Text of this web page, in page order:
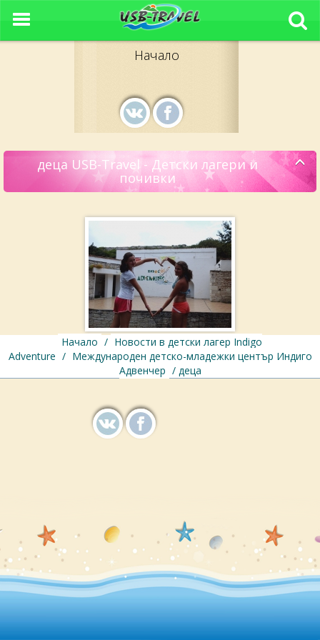
Начало
деца USB-Travel - Детски лагери и
почивки
Начало / Новости в детски лагер Indigo
Adventure / Международен детскo-младежки център Индиго
Адвенчер / деца